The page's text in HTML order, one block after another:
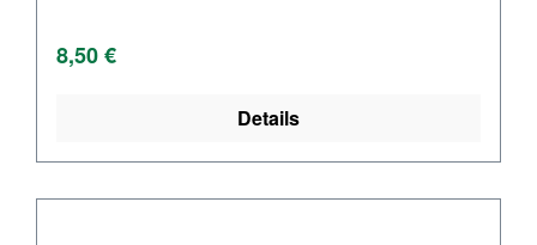
Regulärer Preis:
8,50 €
Details